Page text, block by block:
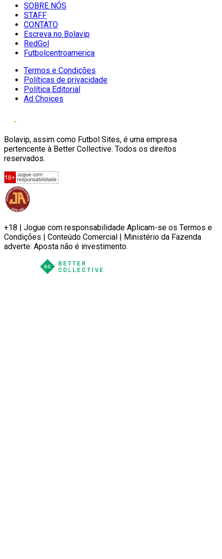
SOBRE NÓS
STAFF
CONTATO
Escreva no Bolavip
RedGol
Futbolcentroamerica
Termos e Condições
Políticas de privacidade
Política Editorial
Ad Choices
Bolavip, assim como Futbol Sites, é uma empresa
pertencente à Better Collective. Todos os direitos
reservados.
+18 | Jogue com responsabilidade Aplicam-se os Termos e
Condições | Conteúdo Comercial | Ministério da Fazenda
adverte: Aposta não é investimento.